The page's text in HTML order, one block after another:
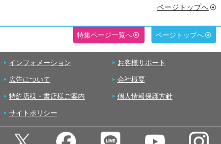
ページトップへ
特集ページ一覧へ ページトップへ
インフォメーション お客様サポート
広告について 会社概要
特約店様・書店様ご案内 個人情報保護方針
サイトポリシー